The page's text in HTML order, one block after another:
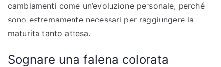
cambiamenti come un’evoluzione personale, perché
sono estremamente necessari per raggiungere la
maturità tanto attesa.
Sognare una falena colorata